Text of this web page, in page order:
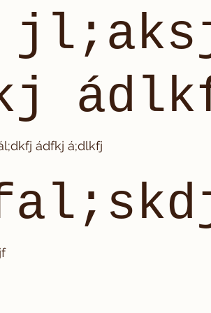
ádfkj á;dlkfj